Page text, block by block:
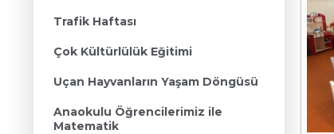
Trafik Haftası
Çok Kültürlülük Eğitimi
Uçan Hayvanların Yaşam Döngüsü
Anaokulu Öğrencilerimiz ile
Matematik